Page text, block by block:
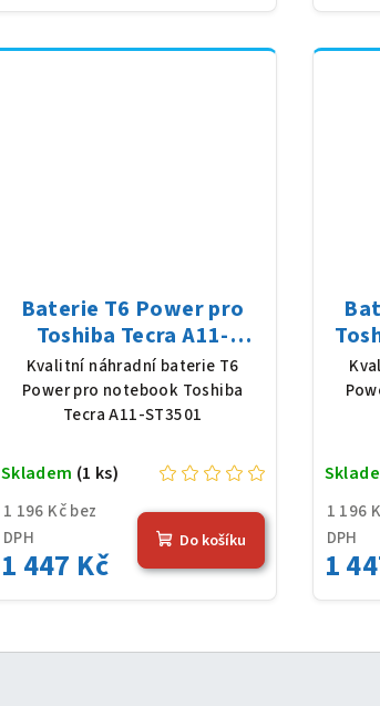
Baterie T6 Power pro
Toshiba Tecra A11-
ST3501, Li-Ion, 10,8 V,
5200 mAh (56 Wh), černá
Kvalitní náhradní baterie T6
Power pro notebook Toshiba
Tecra A11-ST3501
1 196 Kč bez
DPH
1 447 Kč
Skladem (1 ks)
Do košíku
Li-
1 196
DPH
1